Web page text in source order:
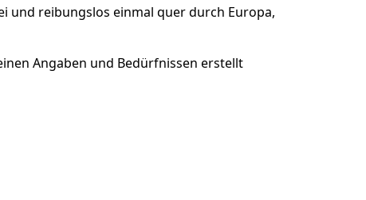
und reibungslos einmal quer durch Europa,
Angaben und Bedürfnissen erstellt